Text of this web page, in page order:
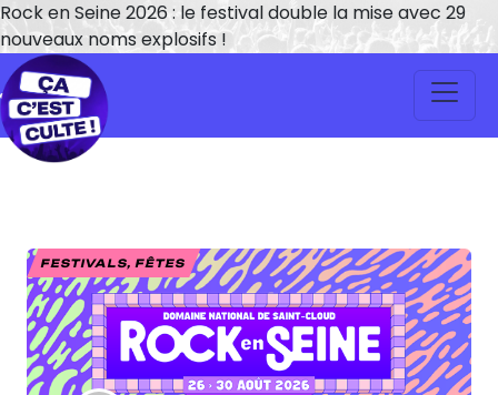
Rock en Seine 2026 : le festival double la mise avec 29
nouveaux noms explosifs !
FESTIVALS, FÊTES